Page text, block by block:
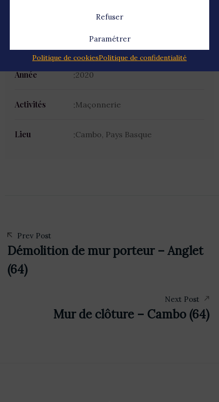
Refuser
Paramétrer
Politique de cookiesPolitique de confidentialité
Particulier
Année 2020
Activités Maçonnerie
Lieu Cambo, Pays Basque
Prev Post
Démolition de mur porteur – Anglet
(64)
Next Post
Mur de clôture – Cambo (64)